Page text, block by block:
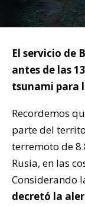
El servicio de
antes de las
tsunami para
Recordemos
parte del
terremoto de
Rusia, en las
Considerando
decretó la